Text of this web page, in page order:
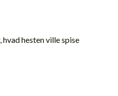
hesten ville spise